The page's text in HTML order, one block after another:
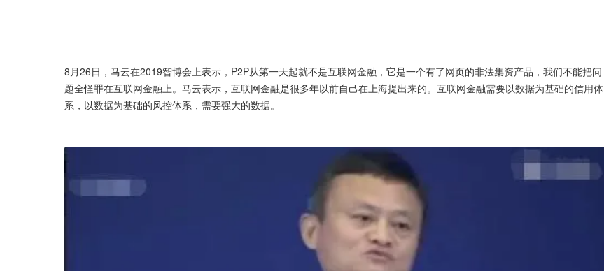
8月26日，马云在2019智博会上表示，P2P从第一天起就不是互联网金融，它是一个有了网页的非法集资产品，我们不能把问
题全怪罪在互联网金融上。马云表示，互联网金融是很多年以前自己在上海提出来的。互联网金融需要以数据为基础的信用体
系，以数据为基础的风控体系，需要强大的数据。